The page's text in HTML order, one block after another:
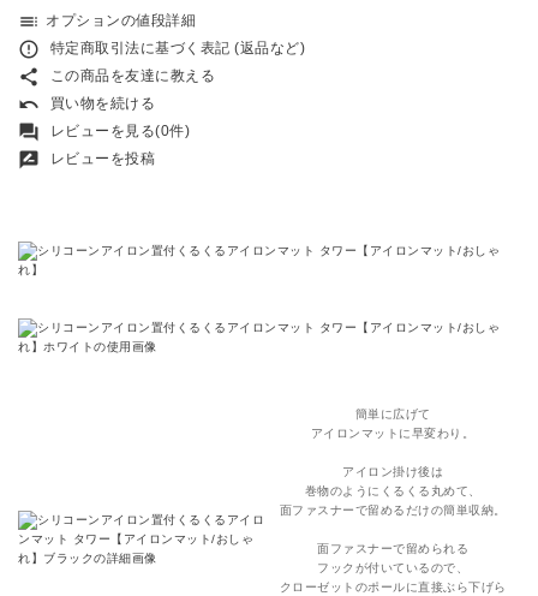
toc オプションの値段詳細
error_outline 特定商取引法に基づく表記 (返品など)
share この商品を友達に教える
undo 買い物を続ける
forum レビューを見る(0件)
rate_review レビューを投稿
簡単に広げて
アイロンマットに早変わり。
アイロン掛け後は
巻物のようにくるくる丸めて、
面ファスナーで留めるだけの簡単収納。
面ファスナーで留められる
フックが付いているので、
クローゼットのポールに直接ぶら下げら